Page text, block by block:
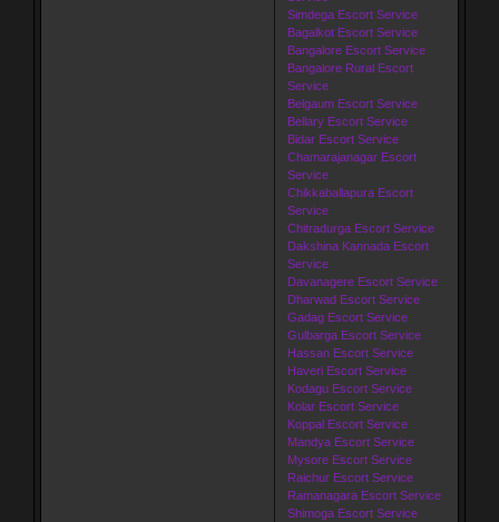
Simdega Escort Service
Bagalkot Escort Service
Bangalore Escort Service
Bangalore Rural Escort
Service
Belgaum Escort Service
Bellary Escort Service
Bidar Escort Service
Chamarajanagar Escort
Service
Chikkaballapura Escort
Service
Chitradurga Escort Service
Dakshina Kannada Escort
Service
Davanagere Escort Service
Dharwad Escort Service
Gadag Escort Service
Gulbarga Escort Service
Hassan Escort Service
Haveri Escort Service
Kodagu Escort Service
Kolar Escort Service
Koppal Escort Service
Mandya Escort Service
Mysore Escort Service
Raichur Escort Service
Ramanagara Escort Service
Shimoga Escort Service